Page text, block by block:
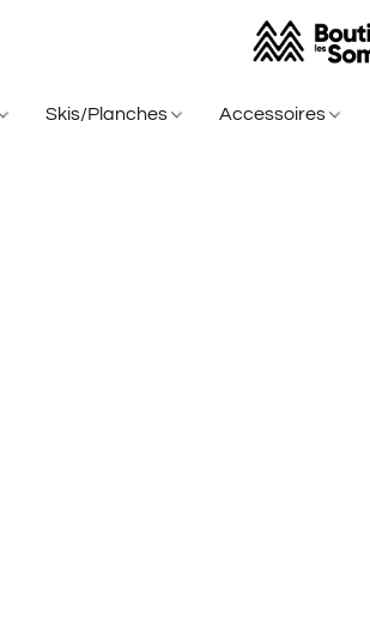
Skis/Planches Accessoires